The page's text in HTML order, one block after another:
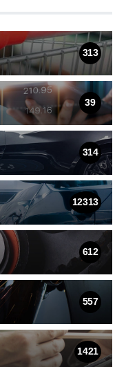
313
39
314
12313
612
557
1421